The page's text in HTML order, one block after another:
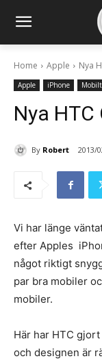
Home Apple Nya
Apple iPhone
Nya
By Robert 2013/
Vi har länge
efter Apples
något riktigt
par bra mobiler
mobiler.
Här har HTC
och designen är